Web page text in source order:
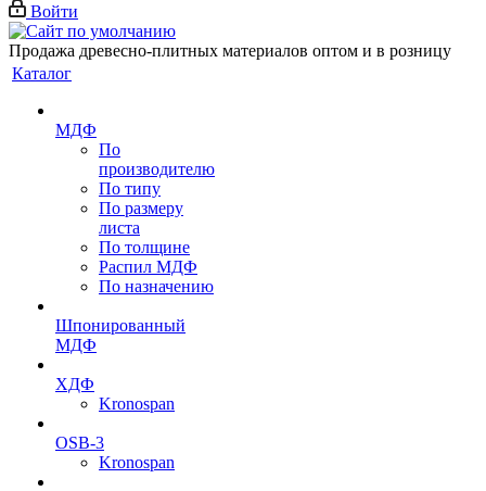
Войти
Продажа древесно-плитных материалов оптом и в розницу
Каталог
МДФ
По
производителю
По типу
По размеру
листа
По толщине
Распил МДФ
По назначению
Шпонированный
МДФ
ХДФ
Kronospan
OSB-3
Kronospan